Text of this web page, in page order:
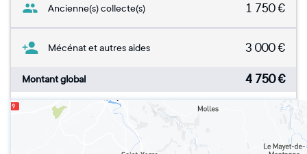
Ancienne(s) collecte(s) 1 750€
Mécénat et autres aides 3 000€
Montant global 4 750€